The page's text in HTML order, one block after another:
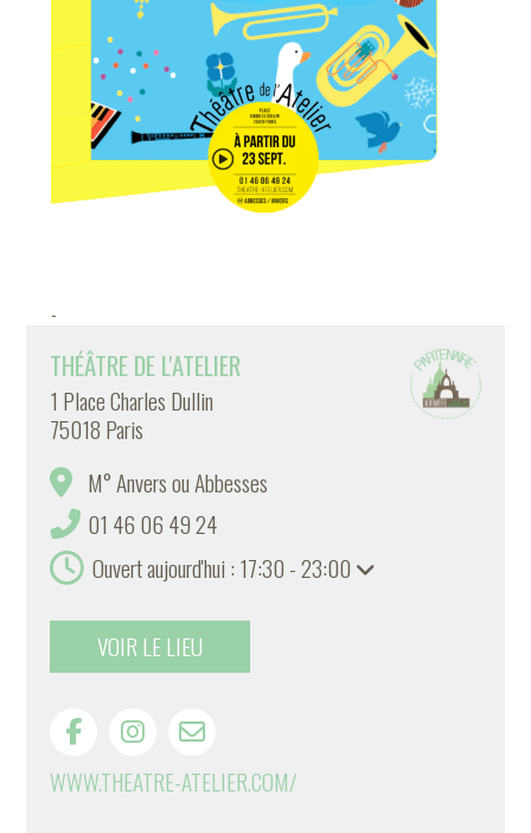
-
THÉÂTRE DE L'ATELIER
1 Place Charles Dullin
75018 Paris
M° Anvers ou Abbesses
01 46 06 49 24
Ouvert aujourd'hui : 17:30 - 23:00
VOIR LE LIEU
WWW.THEATRE-ATELIER.COM/